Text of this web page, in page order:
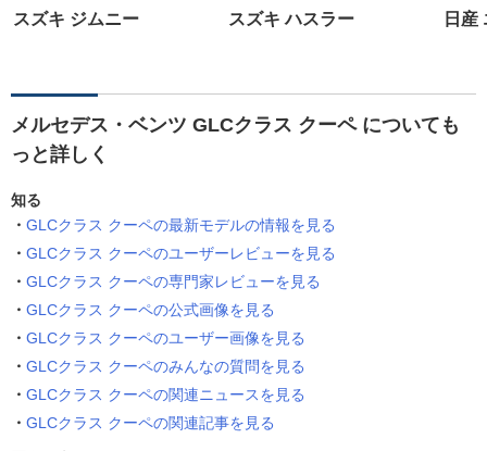
スズキ ジムニー スズキ ハスラー 日産
メルセデス・ベンツ GLCクラス クーペ についても
っと詳しく
知る
GLCクラス クーペの最新モデルの情報を見る
GLCクラス クーペのユーザーレビューを見る
GLCクラス クーペの専門家レビューを見る
GLCクラス クーペの公式画像を見る
GLCクラス クーペのユーザー画像を見る
GLCクラス クーペのみんなの質問を見る
GLCクラス クーペの関連ニュースを見る
GLCクラス クーペの関連記事を見る